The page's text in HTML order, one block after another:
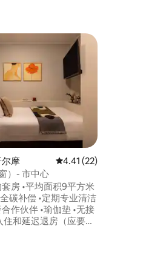
83 条评价
摩 平均评分 4.41 分（满
4.41 (22)
）- 市中心
套房 •平均面积9平方米
碳补偿 •定期专业清洁
作伙伴 •瑜伽垫 •无接
和延迟退房（应要求